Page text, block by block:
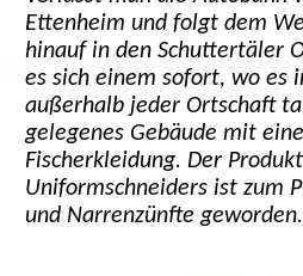
Ettenheim und folgt dem
hinauf in den Schuttertäler
es sich einem sofort, wo es
außerhalb jeder Ortschaft
gelegenes Gebäude mit
Fischerkleidung. Der
Uniformschneiders ist zum
und Narrenzünfte geworden.